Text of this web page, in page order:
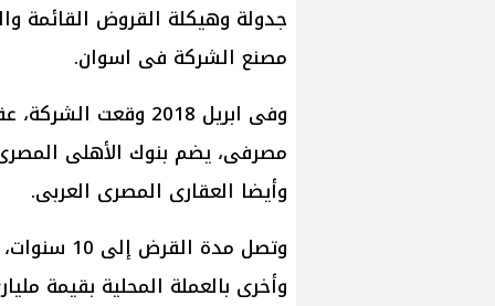
جدولة وهيكلة القروض القائمة
مصنع الشركة فى اسوان.
مصرفى، يضم بنوك الأهلى
وأيضا العقارى المصرى العربى.
وأخرى بالعملة المحلية بقيمة